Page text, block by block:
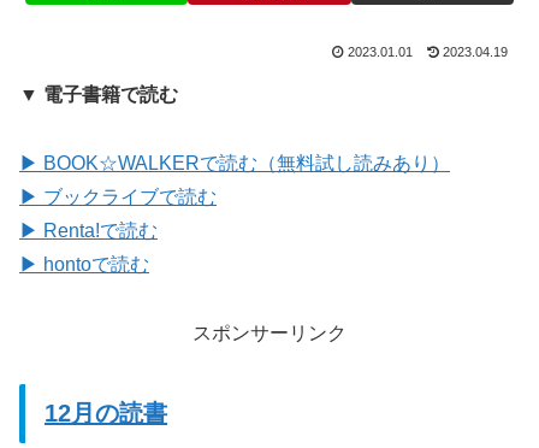
2023.01.01 2023.04.19
▼ 電子書籍で読む
▶ BOOK☆WALKERで読む（無料試し読みあり）
▶ ブックライブで読む
▶ Renta!で読む
▶ hontoで読む
スポンサーリンク
12月の読書